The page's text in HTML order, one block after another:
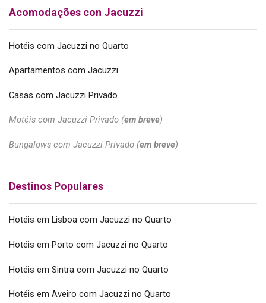
Acomodações con Jacuzzi
Hotéis com Jacuzzi no Quarto
Apartamentos com Jacuzzi
Casas com Jacuzzi Privado
Motéis com Jacuzzi Privado (em breve)
Bungalows com Jacuzzi Privado (em breve)
Destinos Populares
Hotéis em Lisboa com Jacuzzi no Quarto
Hotéis em Porto com Jacuzzi no Quarto
Hotéis em Sintra com Jacuzzi no Quarto
Hotéis em Aveiro com Jacuzzi no Quarto